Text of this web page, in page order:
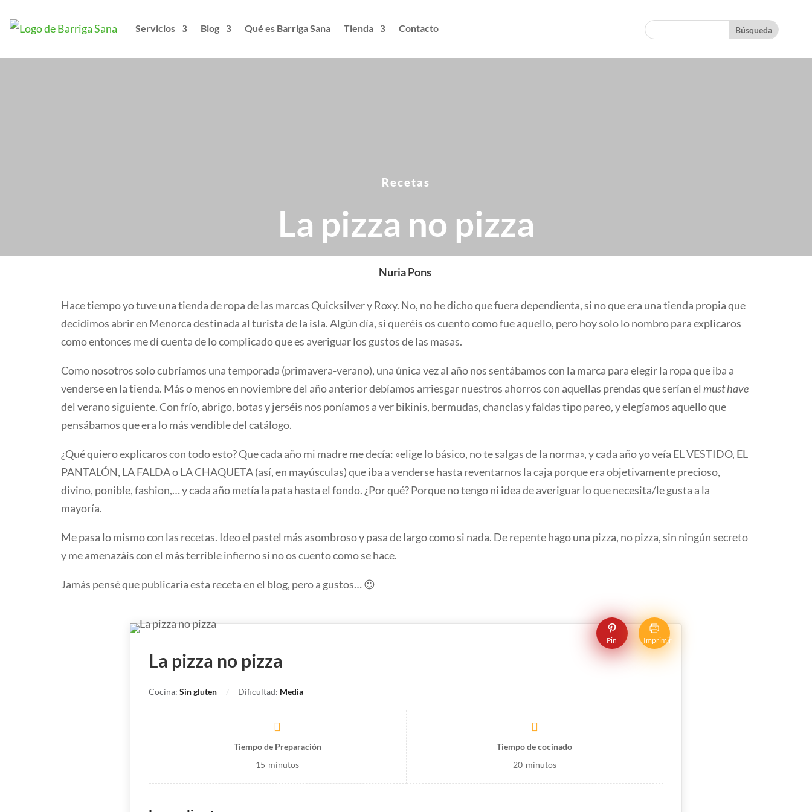
Servicios Blog Qué es Barriga Sana Tienda Contacto
Recetas
La pizza no pizza
Nuria Pons
Hace tiempo yo tuve una tienda de ropa de las marcas Quicksilver y Roxy. No, no he dicho que fuera dependienta, si no que era una tienda propia que
decidimos abrir en Menorca destinada al turista de la isla. Algún día, si queréis os cuento como fue aquello, pero hoy solo lo nombro para explicaros
como entonces me dí cuenta de lo complicado que es averiguar los gustos de las masas.
Como nosotros solo cubríamos una temporada (primavera-verano), una única vez al año nos sentábamos con la marca para elegir la ropa que iba a
venderse en la tienda. Más o menos en noviembre del año anterior debíamos arriesgar nuestros ahorros con aquellas prendas que serían el must have
del verano siguiente. Con frío, abrigo, botas y jerséis nos poníamos a ver bikinis, bermudas, chanclas y faldas tipo pareo, y elegíamos aquello que
pensábamos que era lo más vendible del catálogo.
¿Qué quiero explicaros con todo esto? Que cada año mi madre me decía: «elige lo básico, no te salgas de la norma», y cada año yo veía EL VESTIDO, EL
PANTALÓN, LA FALDA o LA CHAQUETA (así, en mayúsculas) que iba a venderse hasta reventarnos la caja porque era objetivamente precioso,
divino, ponible, fashion,… y cada año metía la pata hasta el fondo. ¿Por qué? Porque no tengo ni idea de averiguar lo que necesita/le gusta a la
mayoría.
Me pasa lo mismo con las recetas. Ideo el pastel más asombroso y pasa de largo como si nada. De repente hago una pizza, no pizza, sin ningún secreto
y me amenazáis con el más terrible infierno si no os cuento como se hace.
Jamás pensé que publicaría esta receta en el blog, pero a gustos… 😉
Pin Imprimir
La pizza no pizza
Cocina:Sin gluten Dificultad: Media
Tiempo de Preparación
15 minutos
Tiempo de cocinado
20 minutos